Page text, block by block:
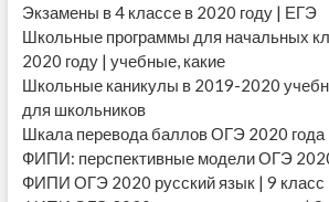
Экзамены в 4 классе в 2020 году | ЕГЭ
Школьные программы для начальных
2020 году | учебные, какие
Школьные каникулы в 2019-2020
для школьников
Шкала перевода баллов ОГЭ 2020 года
ФИПИ: перспективные модели ОГЭ
ФИПИ ОГЭ 2020 русский язык | 9 класс